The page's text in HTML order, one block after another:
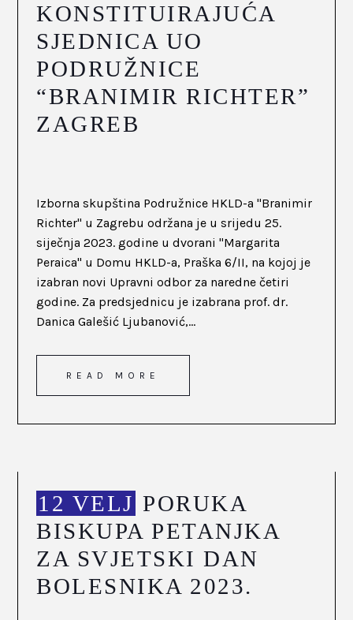
KONSTITUIRAJUĆA
SJEDNICA UO
PODRUŽNICE
“BRANIMIR RICHTER”
ZAGREB
Izborna skupština Podružnice HKLD-a "Branimir
Richter" u Zagrebu održana je u srijedu 25.
siječnja 2023. godine u dvorani "Margarita
Peraica" u Domu HKLD-a, Praška 6/II, na kojoj je
izabran novi Upravni odbor za naredne četiri
godine. Za predsjednicu je izabrana prof. dr.
Danica Galešić Ljubanović,...
READ MORE
12 VELJ PORUKA
BISKUPA PETANJKA
ZA SVJETSKI DAN
BOLESNIKA 2023.